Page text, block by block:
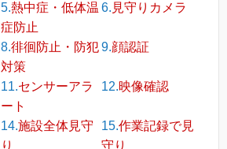
5.熱中症・低体温
症防止
6. 見守りカメラ
8.徘徊防止・防犯
対策
9.顔認証
11.センサーアラ
ート
12.映像確認
14.施設全体見守
り
15.作業記録で見
守り